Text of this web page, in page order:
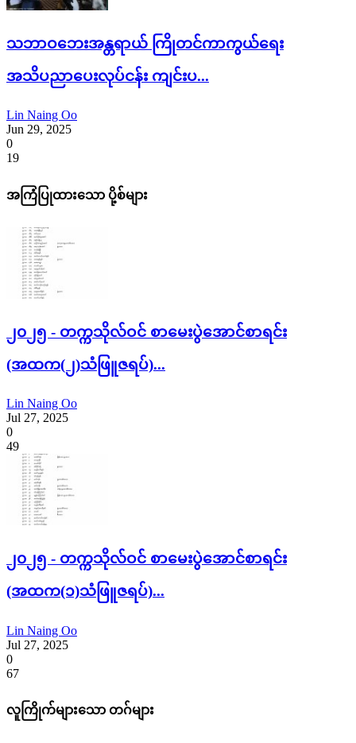
သဘာဝဘေးအန္တရာယ် ကြိုတင်ကာကွယ်ရေး
အသိပညာပေးလုပ်ငန်း ကျင်းပ...
Lin Naing Oo
Jun 29, 2025
0
19
အကြံပြုထားသော ပို့စ်များ
၂၀၂၅ - တက္ကသိုလ်ဝင် စာမေးပွဲအောင်စာရင်း
(အထက(၂)သံဖြူဇရပ်)...
Lin Naing Oo
Jul 27, 2025
0
49
၂၀၂၅ - တက္ကသိုလ်ဝင် စာမေးပွဲအောင်စာရင်း
(အထက(၁)သံဖြူဇရပ်)...
Lin Naing Oo
Jul 27, 2025
0
67
လူကြိုက်များသော တဂ်များ